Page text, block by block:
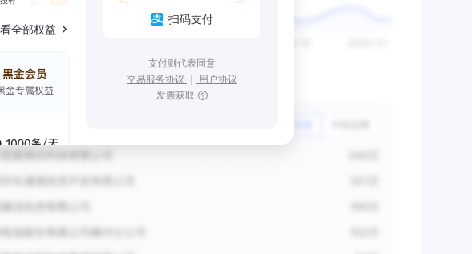
全部权益
扫码支付
支付则代表同意
交易服务协议 ｜ 用户协议
发票获取